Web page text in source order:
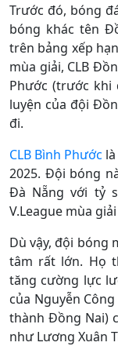
Trước đó, bóng
bóng khác tên
trên bảng xếp
mùa giải, CLB
Phước (trước khi
luyện của đội
đi.
CLB Bình Phước
2025. Đội bóng
Đà Nẵng với tỷ
V.League mùa
Dù vậy, đội bóng
tâm rất lớn. Họ
tăng cường lực
của Nguyễn
thành Đồng Nai)
như Lương Xuân